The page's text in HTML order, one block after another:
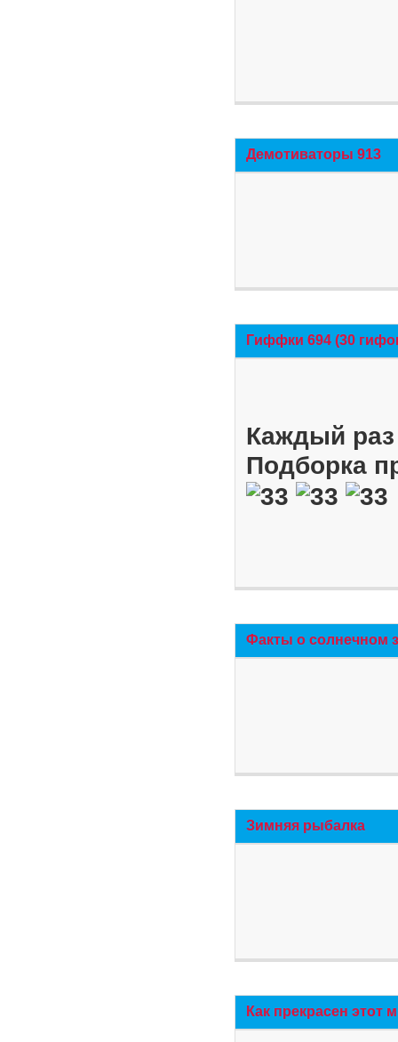
Демотиваторы 913
Гиффки 694 (30
Каждый
Подборка
Факты о солнечном
Зимняя рыбалка
Как прекрасен этот